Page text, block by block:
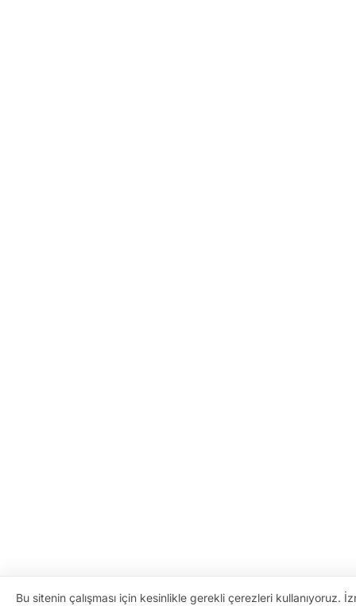
Bu sitenin çalışması için kesinlikle gerekli çerezleri kullanıyoruz.